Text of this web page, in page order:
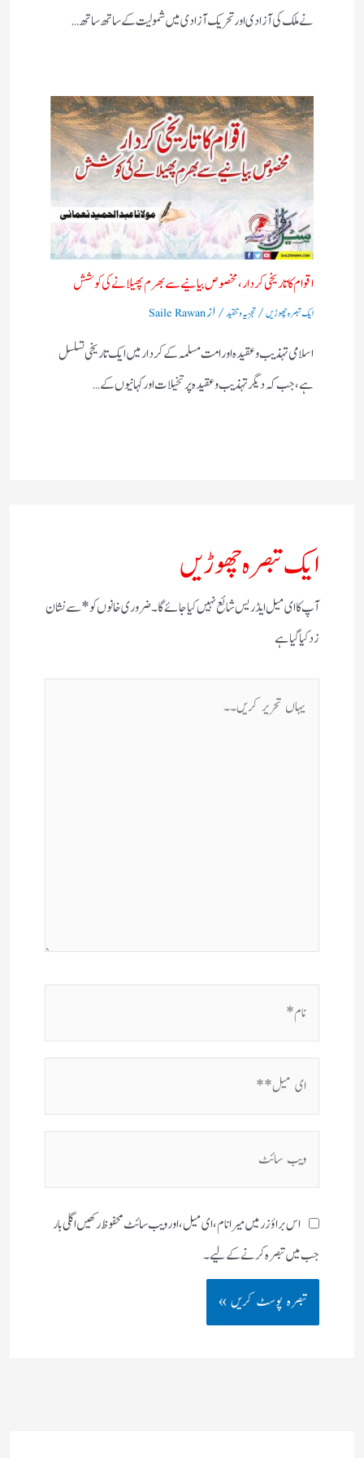
نے ملک کی آزادی اور تحریک آزادی میں شمولیت کے ساتھ ساتھ…
اقوام کا تاریخی کردار،مخصوص بیانیے سے بھرم پھیلانے کی کوشش
ایک تبصرہ چھوڑیں/تجزیہ و تنقید/ ازSaile Rawan
اسلامی تہذیب و عقیدہ اور امت مسلمہ کے کردار میں ایک تاریخی تسلسل
ہے، جب کہ دیگر تہذیب و عقیدہ پر تخیلات اور کہانیوں کے…
ایک تبصرہ چھوڑیں
آپ کا ای میل ایڈریس شائع نہیں کیا جائے گا۔ضروری خانوں کو*سے نشان
زد کیا گیا ہے
یہاں
تحریر
اس براؤزر میں میرا نام، ای میل، اور ویب سائٹ محفوظ رکھیں اگلی بار
جب میں تبصرہ کرنے کےلیے۔